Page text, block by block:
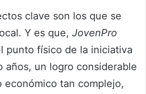
clave son los que se
Y es que, JovenPro
punto físico de la iniciativa
años, un logro considerable
económico tan complejo,